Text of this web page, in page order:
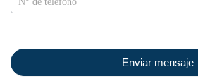
Enviar mensaje